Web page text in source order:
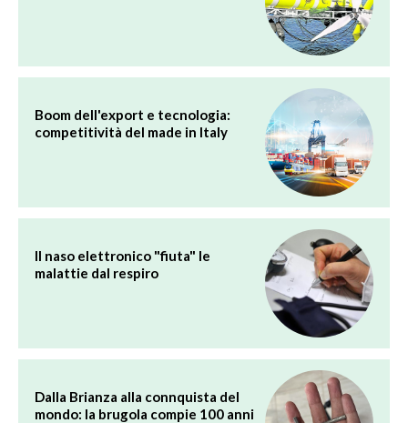
Boom dell'export e tecnologia:
competitività del made in Italy
Il naso elettronico "fiuta" le
malattie dal respiro
Dalla Brianza alla connquista del
mondo: la brugola compie 100 anni